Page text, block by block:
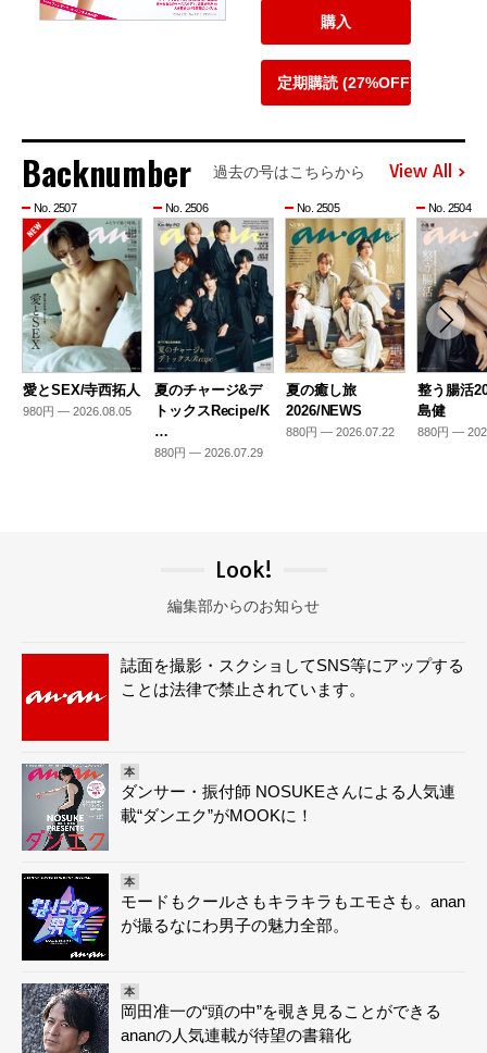
購入
定期購読 (27%OFF)
Backnumber 過去の号はこちらから View All
No. 2507
愛とSEX/寺西拓人
980円 — 2026.08.05
No. 2506
夏のチャージ&デ
トックスRecipe/K
…
880円 — 2026.07.29
No. 2505
夏の癒し旅
2026/NEWS
880円 — 2026.07.22
No. 2504
整う腸活
島健
880円 —
Look!
編集部からのお知らせ
誌面を撮影・スクショしてSNS等にアップする
ことは法律で禁止されています。
本
ダンサー・振付師 NOSUKEさんによる人気連
載“ダンエク”がMOOKに！
本
モードもクールさもキラキラもエモさも。anan
が撮るなにわ男子の魅力全部。
本
岡田准一の“頭の中”を覗き見ることができる
ananの人気連載が待望の書籍化